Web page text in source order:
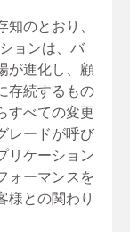
のとおり、
ョンは、バ
が進化し、顧
存続するもの
すべての変更
レードが呼び
リケーション
ォーマンスを
様との関わり